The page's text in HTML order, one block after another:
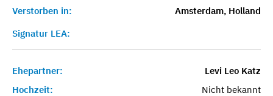
Verstorben in:
Amsterdam, Holland
Signatur LEA:
Ehepartner:
Levi Leo Katz
Hochzeit:
Nicht bekannt